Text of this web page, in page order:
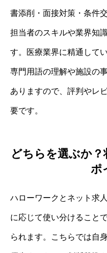
書添削・面接対策・条件
担当者のスキルや業界知
す。医療業界に精通して
専門用語の理解や施設の
ありますので、評判やレ
要です。
どちらを選ぶか
ポ
ハローワークとネット求
に応じて使い分けること
られます。こちらでは自